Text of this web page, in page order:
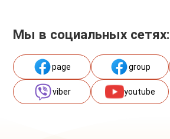
Мы в социальных сетях:
page group
viber youtube